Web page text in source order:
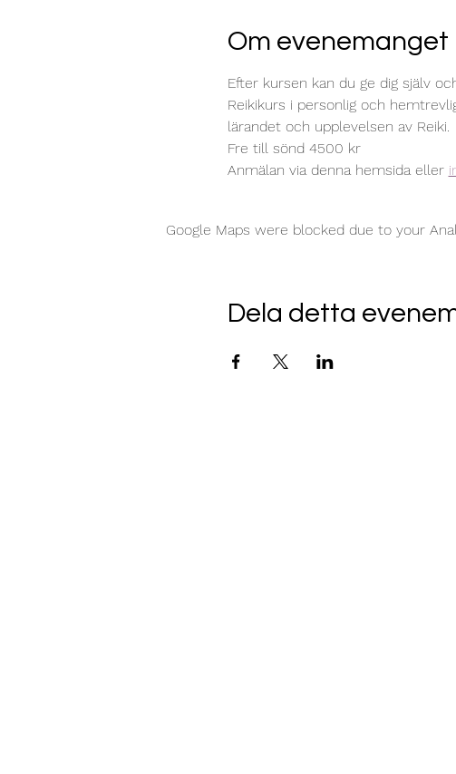
Om evenemanget
Efter kursen kan du ge dig själv
Reikikurs i personlig och
lärandet och upplevelsen av Reiki.
Fre till sönd 4500 kr
Anmälan via denna hemsida eller
Google Maps were blocked due to your
Dela detta